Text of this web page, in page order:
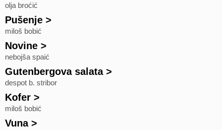
olja broćić
Pušenje >
miloš bobić
Novine >
nebojša spaić
Gutenbergova salata>
despot b. stribor
Kofer >
miloš bobić
Vuna>